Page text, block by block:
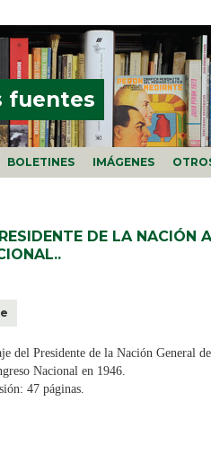
fuentes
BOLETINES IMÁGENES
DE LA NACIÓN
del Presidente de la Nación General
Nacional en 1946.
47 páginas.